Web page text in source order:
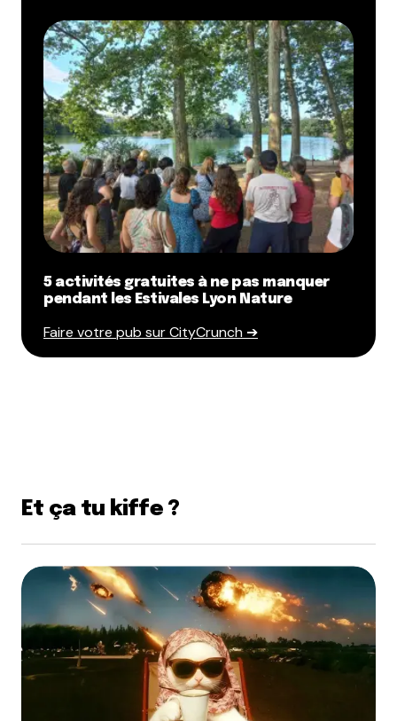
5 activités gratuites à ne pas manquer
pendant les Estivales Lyon Nature
Faire votre pub sur CityCrunch ➔
Et ça tu kiffe ?